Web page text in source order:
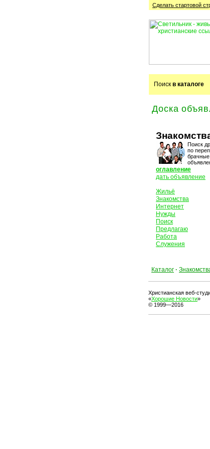
Сделать стартовой
Поиск в каталоге
Доска
Поиск
по
брачные
оглавление
дать объявление
Жильё
Знакомства
Интернет
Нужды
Поиск
Предлагаю
Работа
Служения
Каталог ·
Христианская веб-
«Хорошие Новости»
© 1999—2016